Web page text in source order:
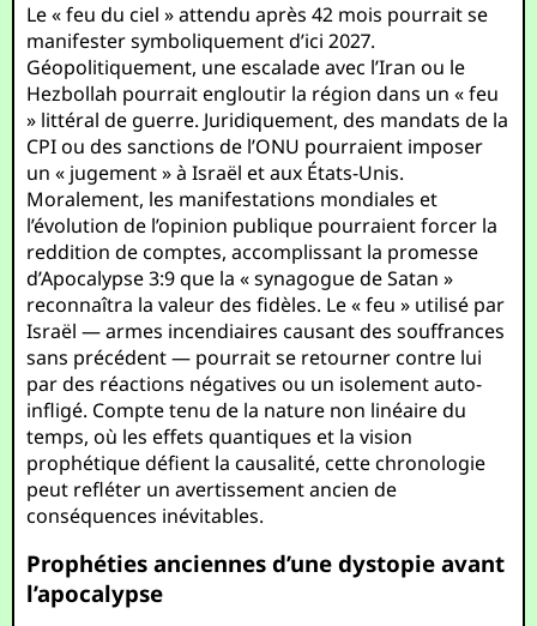
Le « feu du ciel » attendu après 42 mois pourrait se
manifester symboliquement d’ici 2027.
Géopolitiquement, une escalade avec l’Iran ou le
Hezbollah pourrait engloutir la région dans un « feu
» littéral de guerre. Juridiquement, des mandats de la
CPI ou des sanctions de l’ONU pourraient imposer
un « jugement » à Israël et aux États-Unis.
Moralement, les manifestations mondiales et
l’évolution de l’opinion publique pourraient forcer la
reddition de comptes, accomplissant la promesse
d’Apocalypse 3:9 que la « synagogue de Satan »
reconnaîtra la valeur des fidèles. Le « feu » utilisé par
Israël — armes incendiaires causant des souffrances
sans précédent — pourrait se retourner contre lui
par des réactions négatives ou un isolement auto-
infligé. Compte tenu de la nature non linéaire du
temps, où les effets quantiques et la vision
prophétique défient la causalité, cette chronologie
peut refléter un avertissement ancien de
conséquences inévitables.
Prophéties anciennes d’une dystopie avant
l’apocalypse